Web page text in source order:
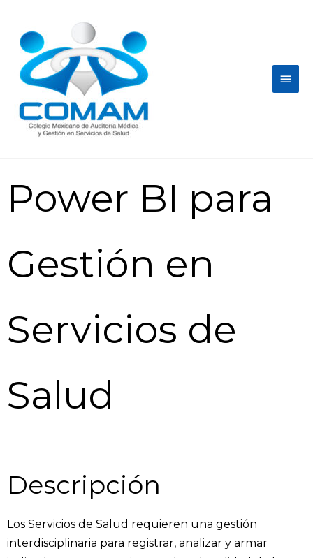
Power BI para
Gestión en
Servicios de
Salud
Descripción
Los Servicios de Salud requieren una gestión
interdisciplinaria para registrar, analizar y armar